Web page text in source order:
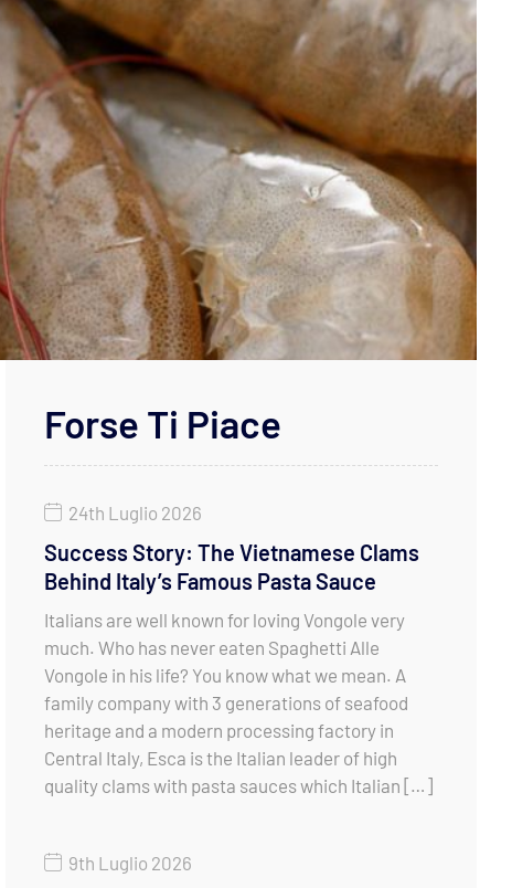
Forse Ti Piace
24th Luglio 2026
Success Story: The Vietnamese Clams
Behind Italy’s Famous Pasta Sauce
Italians are well known for loving Vongole very
much. Who has never eaten Spaghetti Alle
Vongole in his life? You know what we mean. A
family company with 3 generations of seafood
heritage and a modern processing factory in
Central Italy, Esca is the Italian leader of high
quality clams with pasta sauces which Italian […]
9th Luglio 2026